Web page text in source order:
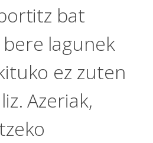
bat
lagunek
ez zuten
Azeriak,